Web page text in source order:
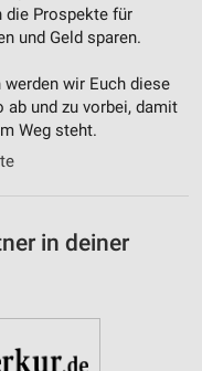
die Prospekte für
und Geld sparen.
wir Euch diese
ab und zu vorbei, damit
Weg steht.
in deiner